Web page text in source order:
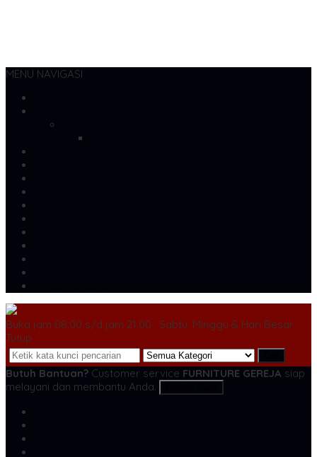
MENU NAVIGASI
Buka jam 08.00 s/d jam 21.00 , Sabtu, Minggu & Hari Besar
Tutup
Butuh Bantuan? Customer service FURNITURE GEREJA siap
melayani dan membantu Anda.